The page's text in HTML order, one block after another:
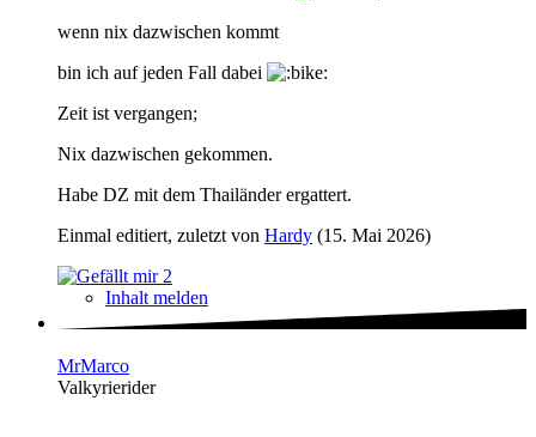
wenn nix dazwischen kommt
bin ich auf jeden Fall dabei
Zeit ist vergangen;
Nix dazwischen gekommen.
Habe DZ mit dem Thailänder ergattert.
Einmal editiert, zuletzt von Hardy (15. Mai 2026)
2
Inhalt melden
MrMarco
Valkyrierider